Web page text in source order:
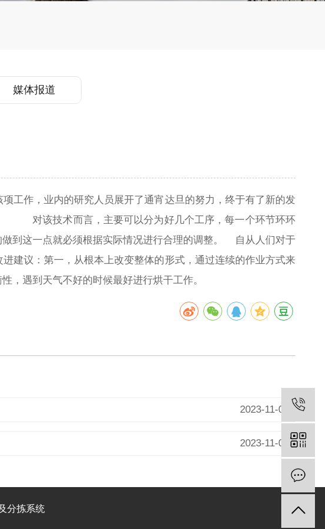
媒体报道
工作，业内的研究人员展开了通宵达旦的努力，终于有了新的发
。 对该技术而言，主要可以分为好几个工序，每一个环节环环
到这一点就必须根据实际情况进行合理的调整。 自从人们对于
建议：第一，从根本上改变整体的形式，通过连续的作业方式来
，遇到天气不好的时候最好进行烘干工作。
2023-11-07
2023-11-07
分拣系统